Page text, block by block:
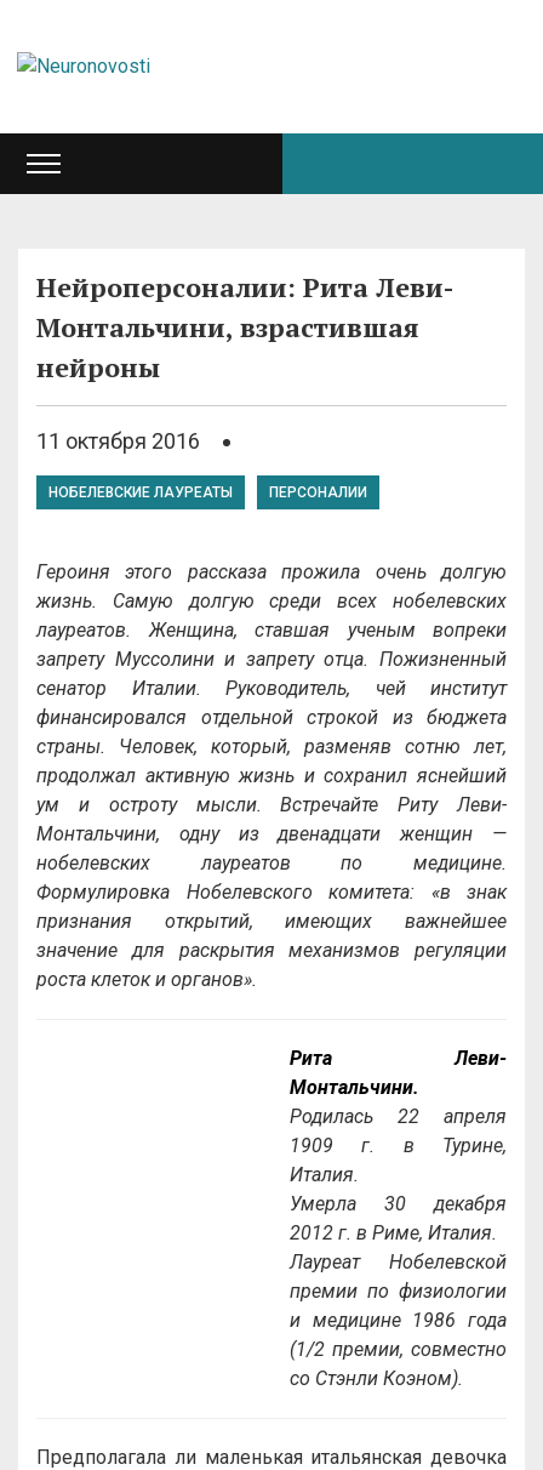
Нейроперсоналии: Рита Леви-
Монтальчини, взрастившая
нейроны
11 октября 2016
НОБЕЛЕВСКИЕ ЛАУРЕАТЫ ПЕРСОНАЛИИ
Героиня этого рассказа прожила очень долгую
жизнь. Самую долгую среди всех нобелевских
лауреатов. Женщина, ставшая ученым вопреки
запрету Муссолини и запрету отца. Пожизненный
сенатор Италии. Руководитель, чей институт
финансировался отдельной строкой из бюджета
страны. Человек, который, разменяв сотню лет,
продолжал активную жизнь и сохранил яснейший
ум и остроту мысли. Встречайте Риту Леви-
Монтальчини, одну из двенадцати женщин —
нобелевских лауреатов по медицине.
Формулировка Нобелевского комитета: «в знак
признания открытий, имеющих важнейшее
значение для раскрытия механизмов регуляции
роста клеток и органов».
Рита Леви-
Монтальчини.
Родилась 22 апреля
1909 г. в Турине,
Италия.
Умерла 30 декабря
2012 г. в Риме, Италия.
Лауреат Нобелевской
премии по физиологии
и медицине 1986 года
(1/2 премии, совместно
со Стэнли Коэном).
Предполагала ли маленькая итальянская девочка